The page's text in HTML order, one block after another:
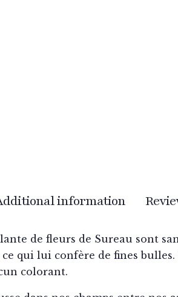
information
de fleurs de Sureau sont
ce qui lui confère de fines
colorant.